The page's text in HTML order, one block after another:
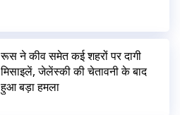
रूस ने कीव समेत कई शहरों पर दागी
मिसाइलें, जेलेंस्की की चेतावनी के बाद
हुआ बड़ा हमला